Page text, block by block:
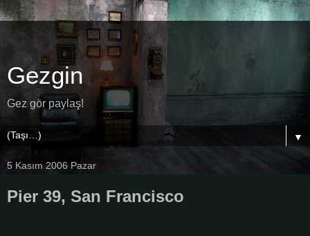
Gezgin
Gez gör paylaş!
▼
5 Kasım 2006 Pazar
Pier 39, San Francisco